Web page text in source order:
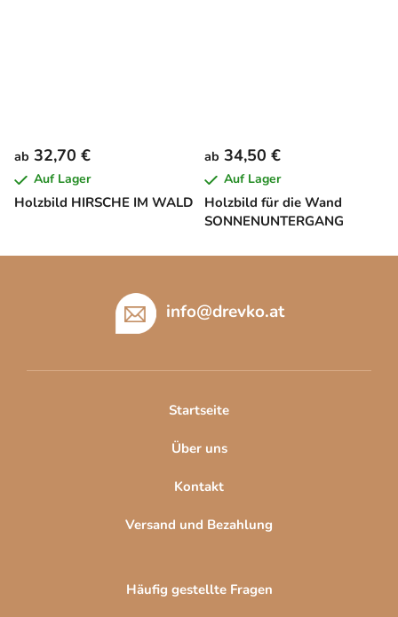
Holzbild HIRSCHE IM WALD
ab 32,70 €
Auf Lager
Holzbild für die Wand
SONNENUNTERGANG
ab 34,50 €
Auf Lager
info@drevko.at
Startseite
Über uns
Kontakt
Versand und Bezahlung
Häufig gestellte Fragen